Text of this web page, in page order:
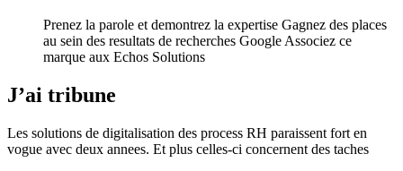
Prenez la parole et demontrez la expertise Gagnez des places
au sein des resultats de recherches Google Associez ce
marque aux Echos Solutions
J’ai tribune
Les solutions de digitalisation des process RH paraissent fort en
vogue avec deux annees. Et plus celles-ci concernent des taches